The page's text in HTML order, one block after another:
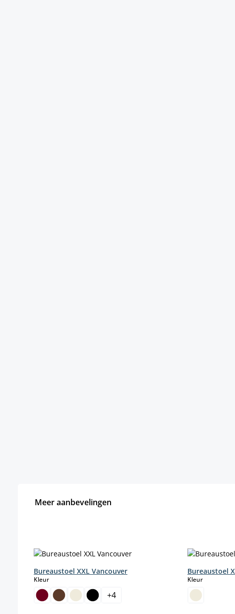
Meer aanbevelingen
Bureaustoel XXL Vancouver
Kleurselect
+4
Bureaustoel
Kleurselect